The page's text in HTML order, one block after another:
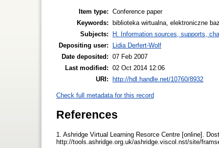
Item type: Conference paper
Keywords:
biblioteka wirtualna, elektroniczne
Subjects:
H. Information sources, supports,
Depositing user:
Lidia Derfert-Wolf
Date deposited: 07 Feb 2007
Last modified: 02 Oct 2014 12:06
URI:
http://hdl.handle.net/10760/8932
Check full metadata for this record
References
1. Ashridge Virtual Learning Resorce Centre [online].
http://tools.ashridge.org.uk/ashridge.viscol.nst/site/